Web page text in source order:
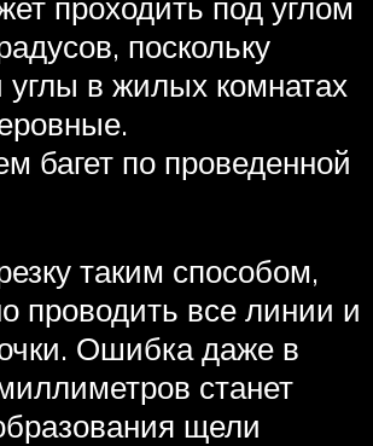
поскольку
углы в жилых комнатах
багет по проведенной
таким способом,
проводить все линии и
Ошибка даже в
станет
щели